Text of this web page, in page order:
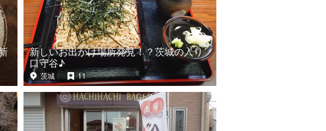
新しいお出かけ場所発見！？茨城の入り
口守谷♪
茨城 11